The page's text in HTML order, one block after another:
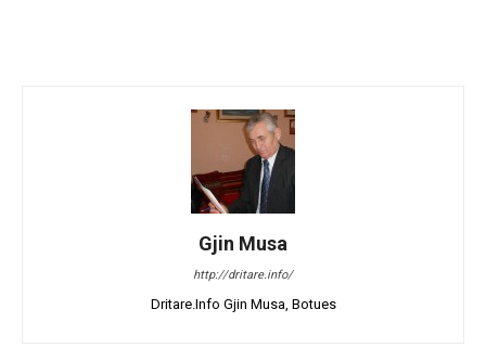
Gjin Musa
http://dritare.info/
Dritare.Info Gjin Musa, Botues